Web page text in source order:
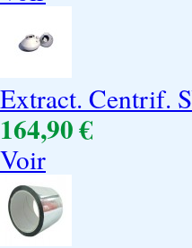
Extract. Centrif.
164,90 €
Voir